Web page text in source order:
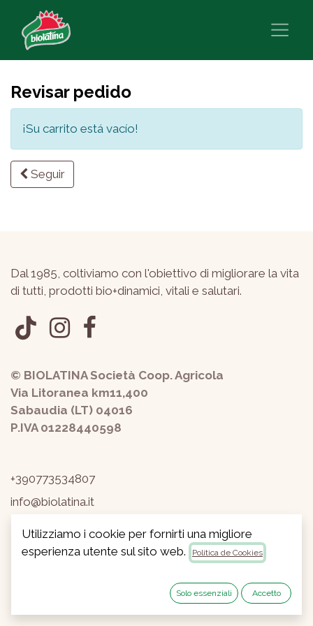
Revisar pedido
¡Su carrito está vacío!
Seguir
Dal 1985, coltiviamo con l'obiettivo di migliorare la vita
di tutti, prodotti bio+dinamici, vitali e salutari.
© BIOLATINA Società Coop. Agricola
Via Litoranea km11,400
Sabaudia (LT) 04016
P.IVA 01228440598
+390773534807
info@biolatina.it
Privacy-Termini e condizioni
- El #1Comercio
electrónico de código abierto
Utilizziamo i cookie per fornirti una migliore
esperienza utente sul sito web.
Política de Cookies
Solo essenziali Accetto